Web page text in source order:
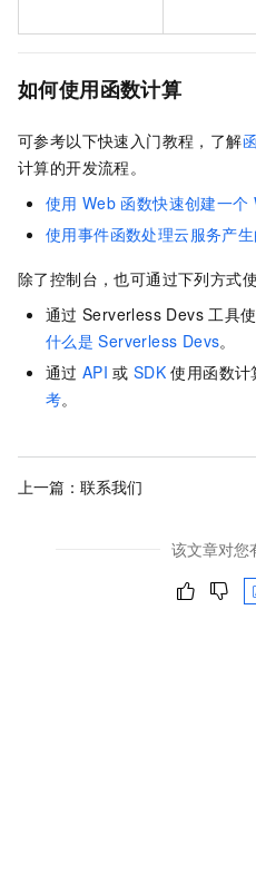
如何使用函数计算
可参考以下快速入门教程，了解
计算的开发流程。
使用 Web 函数快速创建一个
使用事件函数处理云服务产
除了控制台，也可通过下列方式
通过 Serverless Devs 工具
什么是 Serverless Devs。
通过 API 或 SDK 使用函数
考。
上一篇： 联系我们
该文章对您